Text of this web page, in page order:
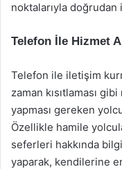
noktalarıyla
Telefon İle Hizmet
Telefon ile iletişim
zaman kısıtlaması
yapması gereken
Özellikle hamile
seferleri hakkında
yaparak, kendilerine